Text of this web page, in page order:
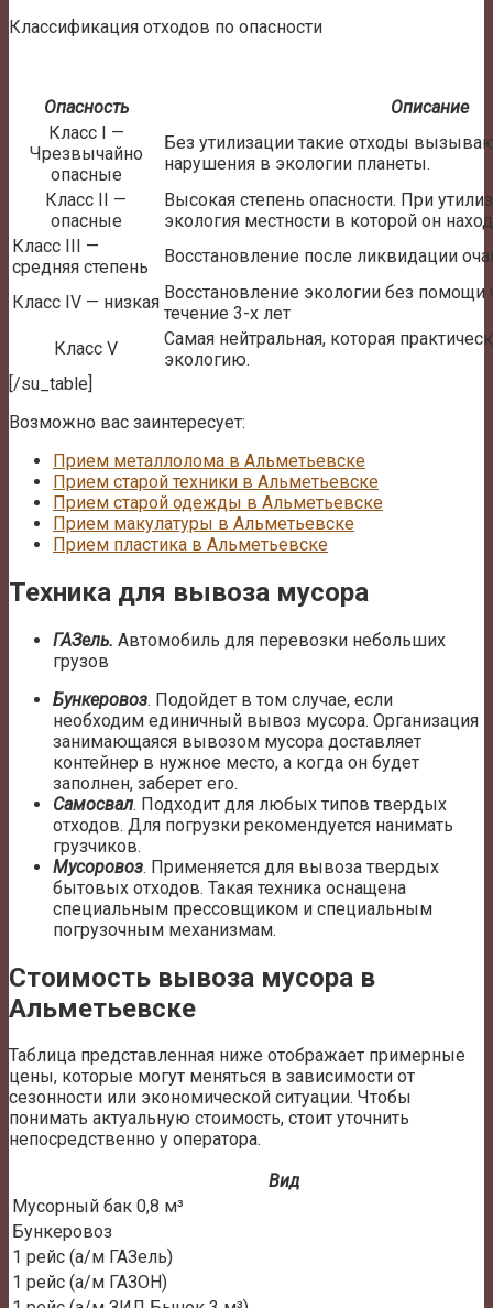
Классификация отходов по опасности
Опасность
Описание
Класс I —
Чрезвычайно
опасные
Без утилизации такие отходы
нарушения в экологии планеты.
Класс II —
опасные
Высокая степень опасности. При
экология местности в которой он
Класс III —
средняя степень
Восстановление после ликвидации
Класс IV — низкая Восстановление экологии без помощи
течение 3-х лет
Класс V
Самая нейтральная, которая
экологию.
[/su_table]
Возможно вас заинтересует:
Прием металлолома в Альметьевске
Прием старой техники в Альметьевске
Прием старой одежды в Альметьевске
Прием макулатуры в Альметьевске
Прием пластика в Альметьевске
Техника для вывоза мусора
ГАЗель. Автомобиль для перевозки небольших
грузов
Бункеровоз. Подойдет в том случае, если
необходим единичный вывоз мусора. Организация
занимающаяся вывозом мусора доставляет
контейнер в нужное место, а когда он будет
заполнен, заберет его.
Самосвал. Подходит для любых типов твердых
отходов. Для погрузки рекомендуется нанимать
грузчиков.
Мусоровоз. Применяется для вывоза твердых
бытовых отходов. Такая техника оснащена
специальным прессовщиком и специальным
погрузочным механизмам.
Стоимость вывоза мусора в
Альметьевске
Таблица представленная ниже отображает примерные
цены, которые могут меняться в зависимости от
сезонности или экономической ситуации. Чтобы
понимать актуальную стоимость, стоит уточнить
непосредственно у оператора.
Вид
Мусорный бак 0,8 м³
Бункеровоз
1 рейс (а/м ГАЗель)
1 рейс (а/м ГАЗОН)